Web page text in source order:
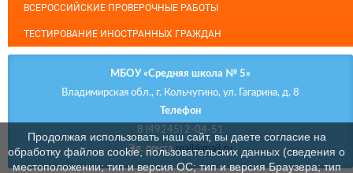
ВСЕРОССИЙСКИЕ ПРОВЕРОЧНЫЕ РАБОТЫ
ТЕСТИРОВАНИЕ ИНОСТРАННЫХ ГРАЖДАН
МБОУ «Средняя школа № 5»
Владимирская обл., г. Кольчугино, ул. Гагарина, д. 8
Телефон
8 (49245) 2-04-51
Эл. почта mail@mail.ru
Продолжая использовать наш сайт, вы даете согласие на
обработку файлов cookie, пользовательских данных (сведения о
местоположении; тип и версия ОС; тип и версия Браузера; тип